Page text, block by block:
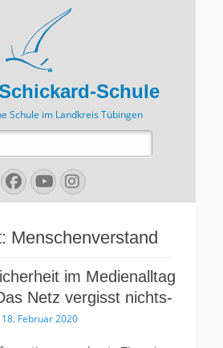
Schule
Schule im Landkreis Tübingen
Facebook
YouTube
Instagram
Menschenverstand
im Medienalltag
Netz vergisst nichts-
18. Februar 2020